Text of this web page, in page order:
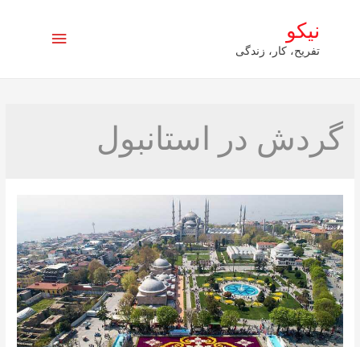
نیکو
تفریح، کار، زندگی
فهرست
گردش در استانبول